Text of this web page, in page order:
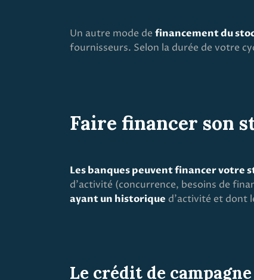
Un autre mode de financement du
fournisseurs. Selon la durée de votre
Faire financer son
Les banques peuvent financer votre
d’activité (concurrence, besoins de
ayant un historique d’activité et dont
Le crédit de campagne